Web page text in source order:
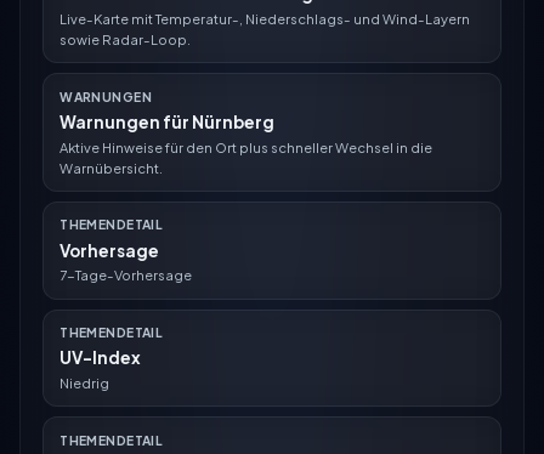
Live-Karte mit Temperatur-, Niederschlags- und Wind-Layern
sowie Radar-Loop.
WARNUNGEN
Warnungen für Nürnberg
Aktive Hinweise für den Ort plus schneller Wechsel in die
Warnübersicht.
THEMENDETAIL
Vorhersage
7-Tage-Vorhersage
THEMENDETAIL
UV-Index
Niedrig
THEMENDETAIL